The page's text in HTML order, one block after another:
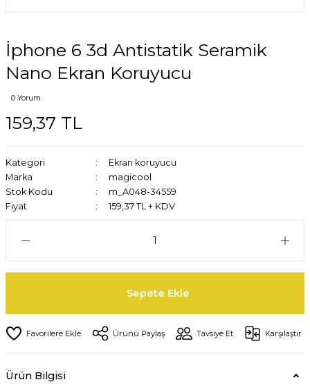
İphone 6 3d Antistatik Seramik
Nano Ekran Koruyucu
0 Yorum
159,37 TL
Kategori
Ekran koruyucu
Marka
magicool
Stok Kodu
m_A048-34559
Fiyat
159,37 TL + KDV
Sepete Ekle
Ürünü Paylaş Tavsiye Et Karşılaştır
Ürün Bilgisi